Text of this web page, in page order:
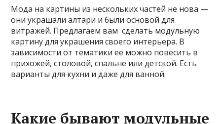
Мода на картины из нескольких частей не нова —
они украшали алтари и были основой для
витражей. Предлагаем вам сделать модульную
картину для украшения своего интерьера. В
зависимости от тематики ее можно повесить в
прихожей, столовой, спальне или детской. Есть
варианты для кухни и даже для ванной.
Какие бывают модульные